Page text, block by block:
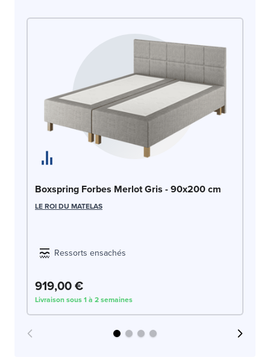
Boxspring Forbes Merlot Gris - 90x200 cm
LE ROI DU MATELAS
Ressorts ensachés
919,00 €
Livraison sous 1 à 2 semaines